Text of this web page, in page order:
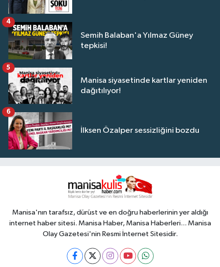
Semih Balaban'a Yılmaz Güney
tepkisi!
4
Manisa siyasetinde kartlar yeniden
dağıtılıyor!
5
İlksen Özalper sessizliğini bozdu
6
Manisa'nın tarafsız, dürüst ve en doğru haberlerinin yer aldığı
internet haber sitesi. Manisa Haber, Manisa Haberleri... Manisa
Olay Gazetesi'nin Resmi İnternet Sitesidir.